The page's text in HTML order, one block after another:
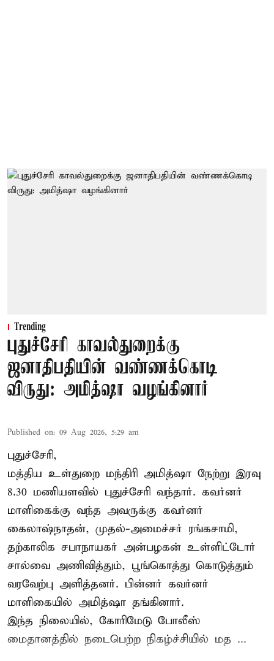
Trending
புதுச்சேரி காவல்துறைக்கு
ஜனாதிபதியின் வண்ணக்கொடி
விருது: அமித்ஷா வழங்கினார்
Published on: 09 Aug 2026, 5:29 am
புதுச்சேரி,
மத்திய உள்துறை மந்திரி அமித்ஷா நேற்று இரவு
8.30 மணியளவில் புதுச்சேரி வந்தார். கவர்னர்
மாளிகைக்கு வந்த அவருக்கு கவர்னர்
கைலாஷ்நாதன், முதல்-அமைச்சர் ரங்கசாமி,
தற்காலிக சபாநாயகர் அன்பழகன் உள்ளிட்டோர்
சால்வை அணிவித்தும், பூங்கொத்து கொடுத்தும்
வரவேற்பு அளித்தனர். பின்னர் கவர்னர்
மாளிகையில் அமித்ஷா தங்கினார்.
இந்த நிலையில், கோரிமேடு போலீஸ்
மைதானத்தில் நடைபெற்ற நிகழ்ச்சியில் மத ...